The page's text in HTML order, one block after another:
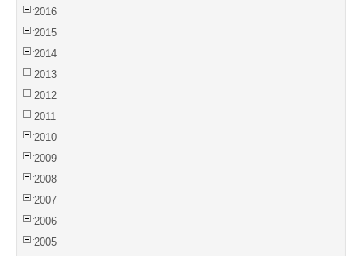
2016
2015
2014
2013
2012
2011
2010
2009
2008
2007
2006
2005